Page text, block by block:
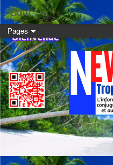
Dom:
Pages